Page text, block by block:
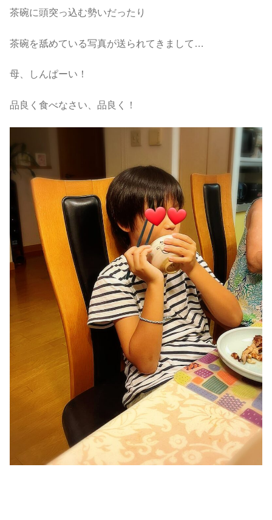
茶碗に頭突っ込む勢いだったり
茶碗を舐めている写真が送られてきまして…
母、しんぱーい！
品良く食べなさい、品良く！